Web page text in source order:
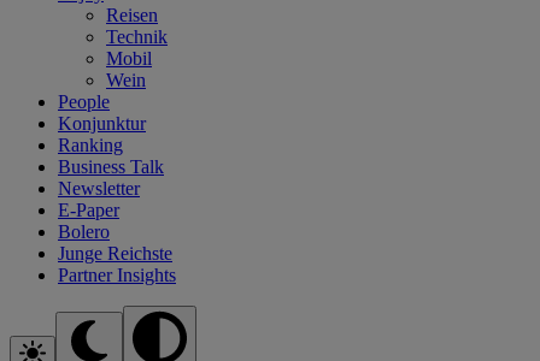
Reisen
Technik
Mobil
Wein
People
Konjunktur
Ranking
Business Talk
Newsletter
E-Paper
Bolero
Junge Reichste
Partner Insights